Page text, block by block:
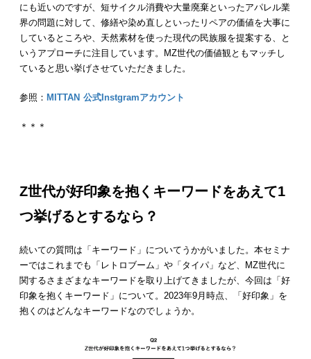
にも近いのですが、短サイクル消費や大量廃棄といったアパレル業
界の問題に対して、修繕や染め直しといったリペアの価値を大事に
しているところや、天然素材を使った現代の民族服を提案する、と
いうアプローチに注目しています。MZ世代の価値観ともマッチし
ていると思い挙げさせていただきました。
参照： MITTAN 公式Instgramアカウント
＊＊＊
Z世代が好印象を抱くキーワードをあえて1
つ挙げるとするなら？
続いての質問は「キーワード」についてうかがいました。本セミナ
ーではこれまでも「レトロブーム」や「タイパ」など、MZ世代に
関するさまざまなキーワードを取り上げてきましたが、今回は「好
印象を抱くキーワード」について。2023年9月時点、「好印象」を
抱くのはどんなキーワードなのでしょうか。